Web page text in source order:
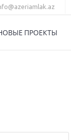
ПРОЕКТЫ